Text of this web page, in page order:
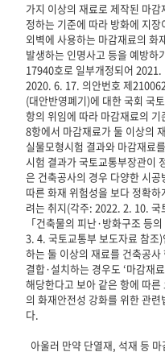
가지 이상의 재료로 제작된 마
정하는 기준에 따라 방화에 지
외벽에 사용하는 마감재료의 화
발생하는 인명사고 등을 예방
17940호로 일부개정되어
2020. 6. 17. 의안번호 제
(대안반영폐기)에 대한 국회 국
항의 위임에 따라 마감재료의
8항에서 마감재료가 둘 이상의
실물모형시험 결과와 마감재료
시험 결과가 국토교통부장관이
은 건축공사의 경우 다양한 시
따른 화재 위험성을 보다 정확
려는 취지(각주: 2022. 2. 10.
「건축물의 피난·방화구조 등
3. 4. 국토교통부 보도자료 참조
하는 둘 이상의 재료를 건축공
결합·설치하는 경우도 ‘마감재
해당한다고 보아 같은 항에 따
의 화재안전성 강화를 위한 관
다.